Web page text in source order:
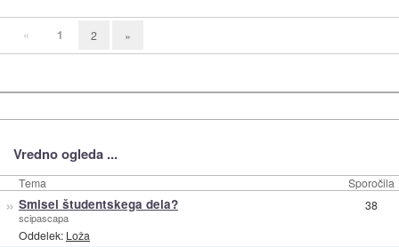
« 1 2 »
Vredno ogleda ...
Tema Sporočila
» Smisel študentskega dela?
scipascapa
Oddelek: Loža
38